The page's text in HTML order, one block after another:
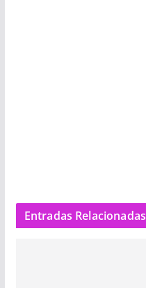
Entradas Relacionadas